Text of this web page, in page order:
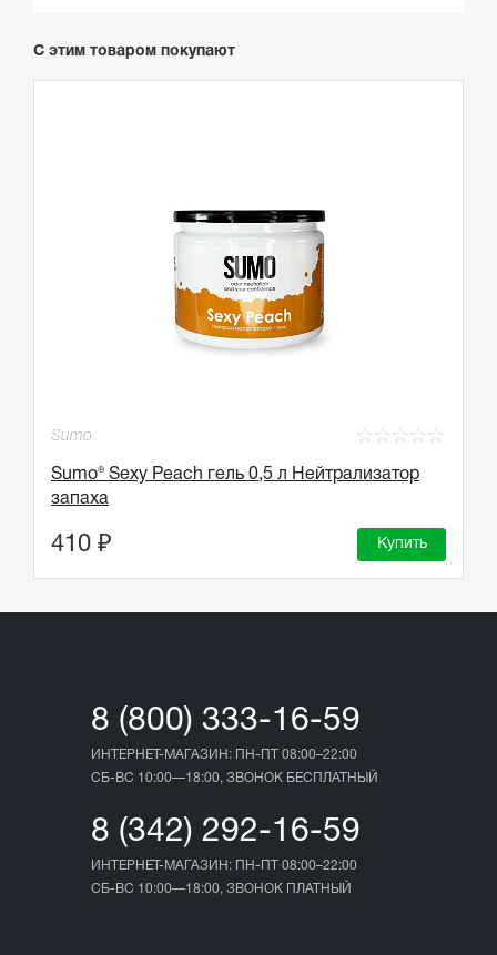
С этим товаром покупают
Sumo ☆
☆
☆
☆
☆
Sumo® Sexy Peach гель 0,5 л Нейтрализатор
запаха
410 ₽ Купить
8 (800) 333-16-59
ИНТЕРНЕТ-МАГАЗИН: ПН-ПТ 08:00–22:00
СБ-ВС 10:00—18:00, ЗВОНОК БЕСПЛАТНЫЙ
8 (342) 292-16-59
ИНТЕРНЕТ-МАГАЗИН: ПН-ПТ 08:00–22:00
СБ-ВС 10:00—18:00, ЗВОНОК ПЛАТНЫЙ